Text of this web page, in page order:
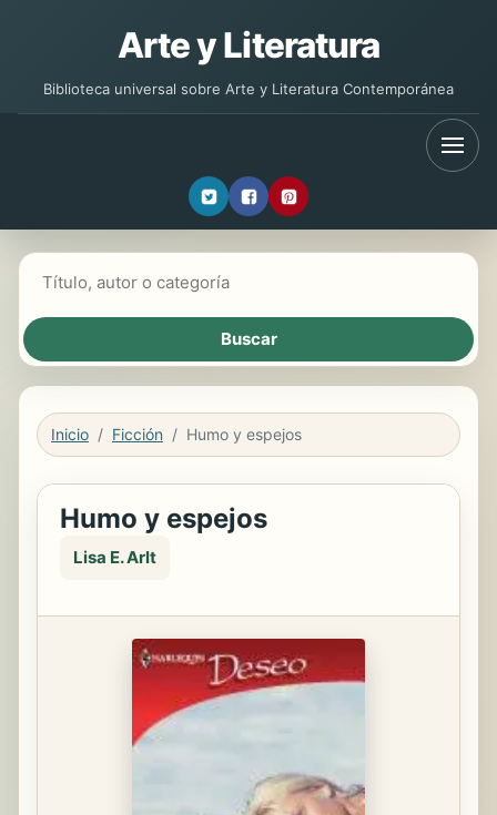
Arte y Literatura
Biblioteca universal sobre Arte y Literatura Contemporánea
Inicio Ficción Humo y espejos
Humo y espejos
Lisa E. Arlt